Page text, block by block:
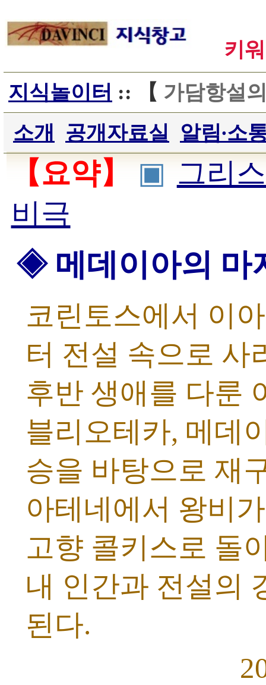
키
지식놀이터 :: 【 가담항설
소개
공개자료실 알림∙소
【요약】 ▣ 그리
비극
◈ 메데이아의 마
코린토스에서 이
터 전설 속으로 사
후반 생애를 다룬
블리오테카, 메데
승을 바탕으로 재
아테네에서 왕비
고향 콜키스로 돌
내 인간과 전설의
된다.